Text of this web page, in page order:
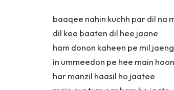
baaqee nahin kuchh par dil na
dil kee baaten dil hee jaane
ham donon kaheen pe mil
in ummeedon pe hee main
har manzil haasil ho jaatee